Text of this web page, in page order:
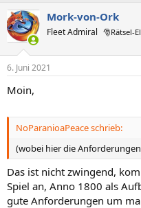
Mork-von-Ork
Fleet Admiral 🎅Rätsel-
6. Juni 2021
Moin,
NoParanioaPeace schrieb:
(wobei hier die
Das ist nicht zwingend,
Spiel an, Anno 1800 als
gute Anforderungen um